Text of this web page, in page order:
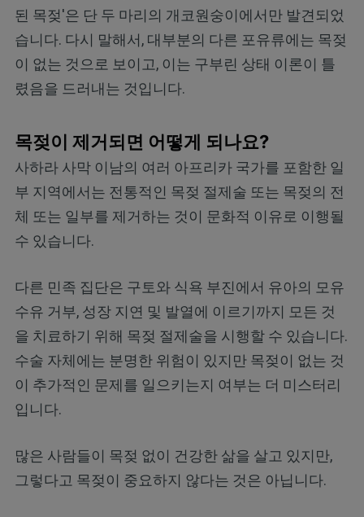
된 목젖'은 단 두 마리의 개코원숭이에서만 발견되었
습니다. 다시 말해서, 대부분의 다른 포유류에는 목젖
이 없는 것으로 보이고, 이는 구부린 상태 이론이 틀
렸음을 드러내는 것입니다.
목젖이 제거되면 어떻게 되나요?
사하라 사막 이남의 여러 아프리카 국가를 포함한 일
부 지역에서는 전통적인 목젖 절제술 또는 목젖의 전
체 또는 일부를 제거하는 것이 문화적 이유로 이행될
수 있습니다.
다른 민족 집단은 구토와 식욕 부진에서 유아의 모유
수유 거부, 성장 지연 및 발열에 이르기까지 모든 것
을 치료하기 위해 목젖 절제술을 시행할 수 있습니다.
수술 자체에는 분명한 위험이 있지만 목젖이 없는 것
이 추가적인 문제를 일으키는지 여부는 더 미스터리
입니다.
많은 사람들이 목젖 없이 건강한 삶을 살고 있지만,
그렇다고 목젖이 중요하지 않다는 것은 아닙니다.